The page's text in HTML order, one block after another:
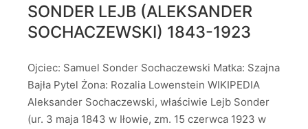
SONDER LEJB (ALEKSANDER
SOCHACZEWSKI) 1843-1923
Ojciec: Samuel Sonder Sochaczewski Matka: Szajna
Bajła Pytel Żona: Rozalia Lowenstein WIKIPEDIA
Aleksander Sochaczewski, właściwie Lejb Sonder
(ur. 3 maja 1843 w Iłowie, zm. 15 czerwca 1923 w